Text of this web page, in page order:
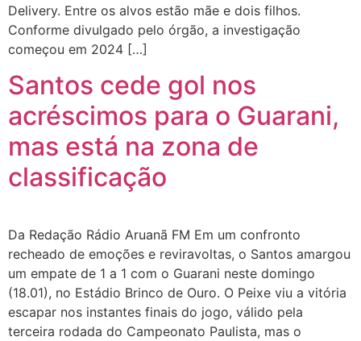
Delivery. Entre os alvos estão mãe e dois filhos.
Conforme divulgado pelo órgão, a investigação
começou em 2024 […]
Santos cede gol nos
acréscimos para o Guarani,
mas está na zona de
classificação
Da Redação Rádio Aruanã FM Em um confronto
recheado de emoções e reviravoltas, o Santos amargou
um empate de 1 a 1 com o Guarani neste domingo
(18.01), no Estádio Brinco de Ouro. O Peixe viu a vitória
escapar nos instantes finais do jogo, válido pela
terceira rodada do Campeonato Paulista, mas o